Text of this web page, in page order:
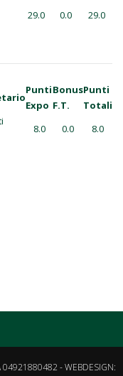
29.0 0.0 29.0
Punti
Expo
Bonus
F.T.
Punti
Totali
8.0 0.0 8.0
04921880482 - WEBDESIGN: